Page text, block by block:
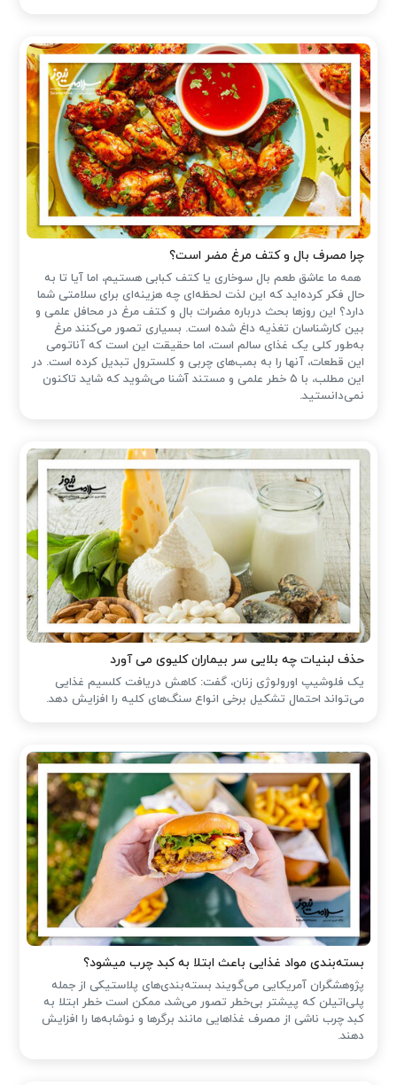
چرا مصرف بال و کتف مرغ مضر است؟
همه ما عاشق طعم بال سوخاری یا کتف کبابی هستیم، اما آیا تا به
حال فکر کرده‌اید که این لذت لحظه‌ای چه هزینه‌ای برای سلامتی شما
دارد؟ این روزها بحث درباره مضرات بال و کتف مرغ در محافل علمی و
بین کارشناسان تغذیه داغ شده است. بسیاری تصور می‌کنند مرغ
به‌طور کلی یک غذای سالم است، اما حقیقت این است که آناتومی
این قطعات، آنها را به بمب‌های چربی و کلسترول تبدیل کرده است. در
این مطلب، با ۵ خطر علمی و مستند آشنا می‌شوید که شاید تاکنون
نمی‌دانستید.
حذف لبنیات چه بلایی سر بیماران کلیوی می آورد
یک فلوشیپ اورولوژی زنان، گفت: کاهش دریافت کلسیم غذایی
می‌تواند احتمال تشکیل برخی انواع سنگ‌های کلیه را افزایش دهد.
بسته‌بندی مواد غذایی باعث ابتلا به کبد چرب میشود؟
پژوهشگران آمریکایی می‌گویند بسته‌بندی‌های پلاستیکی از جمله
پلی‌اتیلن که پیشتر بی‌خطر تصور می‌شد، ممکن است خطر ابتلا به
کبد چرب ناشی از مصرف غذاهایی مانند برگرها و نوشابه‌ها را افزایش
دهند.